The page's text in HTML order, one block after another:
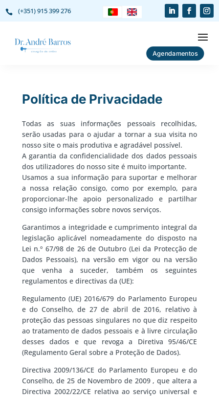
 (+351) 915 399 276
Agendamentos
Política de Privacidade
Todas as suas informações pessoais recolhidas,
serão usadas para o ajudar a tornar a sua visita no
nosso site o mais produtiva e agradável possível.
A garantia da confidencialidade dos dados pessoais
dos utilizadores do nosso site é muito importante.
Usamos a sua informação para suportar e melhorar
a nossa relação consigo, como por exemplo, para
proporcionar-lhe apoio personalizado e partilhar
consigo informações sobre novos serviços.
Garantimos a integridade e cumprimento integral da
legislação aplicável nomeadamente do disposto na
Lei n.º 67/98 de 26 de Outubro (Lei da Protecção de
Dados Pessoais), na versão em vigor ou na versão
que venha a suceder, também os seguintes
regulamentos e directivas da (UE):
Regulamento (UE) 2016/679 do Parlamento Europeu
e do Conselho, de 27 de abril de 2016, relativo à
proteção das pessoas singulares no que diz respeito
ao tratamento de dados pessoais e à livre circulação
desses dados e que revoga a Diretiva 95/46/CE
(Regulamento Geral sobre a Proteção de Dados).
Directiva 2009/136/CE do Parlamento Europeu e do
Conselho, de 25 de Novembro de 2009 , que altera a
Directiva 2002/22/CE relativa ao serviço universal e